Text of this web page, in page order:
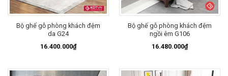
Bộ ghế gỗ phòng khách đệm
da G24
16.400.000₫
Bộ ghế gỗ phòng khách đệm
ngồi êm G106
16.480.000₫